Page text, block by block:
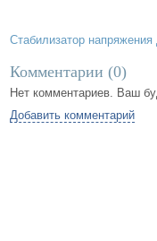
Стабилизатор напряжения
Комментарии (0)
Нет комментариев. Ваш
Добавить комментарий